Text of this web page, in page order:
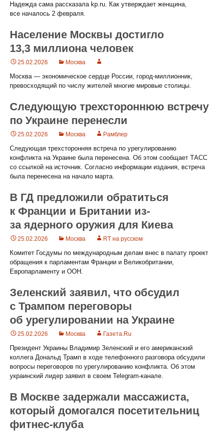
Надежда сама рассказала kp.ru. Как утверждает женщина,
все началось 2 февраля.
Население Москвы достигло
13,3 миллиона человек
25.02.2026 Москва
Москва — экономическое сердце России, город-миллионник,
превосходящий по числу жителей многие мировые столицы.
Следующую трехстороннюю встречу
по Украине перенесли
25.02.2026 Москва Рамблер
Следующая трехсторонняя встреча по урегулированию
конфликта на Украине была перенесена. Об этом сообщает ТАСС
со ссылкой на источник. Согласно информации издания, встреча
была перенесена на начало марта.
В ГД предложили обратиться
к Франции и Британии из-
за ядерного оружия для Киева
25.02.2026 Москва RT на русском
Комитет Госдумы по международным делам внес в палату проект
обращения к парламентам Франции и Великобритании,
Европарламенту и ООН.
Зеленский заявил, что обсудил
с Трампом переговоры
об урегулировании на Украине
25.02.2026 Москва Газета.Ru
Президент Украины Владимир Зеленский и его американский
коллега Дональд Трамп в ходе телефонного разговора обсудили
вопросы переговоров по урегулированию конфликта. Об этом
украинский лидер заявил в своем Telegram-канале.
В Москве задержали массажиста,
который домогался посетительниц
фитнес-клуба